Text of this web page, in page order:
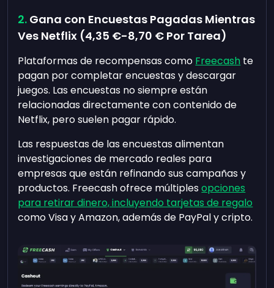
Gana con Encuestas Pagadas Mientras
Ves Netflix (4,35 €-8,70 € Por Tarea)
Plataformas de recompensas como Freecash te
pagan por completar encuestas y descargar
juegos. Las encuestas no siempre están
relacionadas directamente con contenido de
Netflix, pero suelen pagar rápido.
Las respuestas de las encuestas alimentan
investigaciones de mercado reales para
empresas que están refinando sus campañas y
productos. Freecash ofrece múltiplesopciones
para retirar dinero, incluyendo tarjetas de regalo
como Visa y Amazon, además de PayPal y cripto.